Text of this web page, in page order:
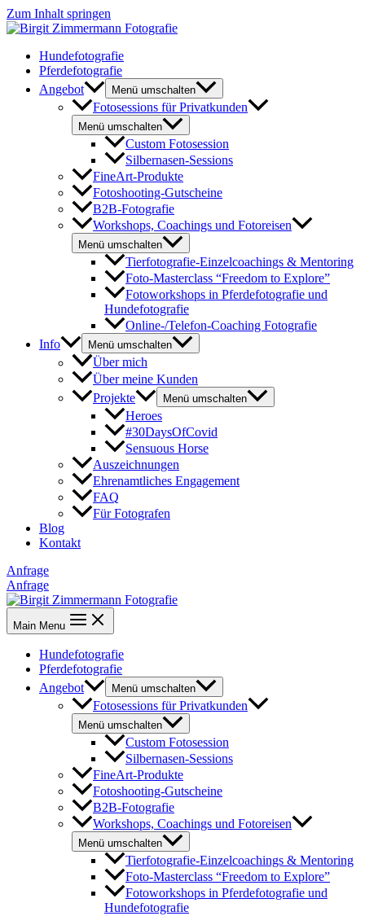
Zum Inhalt springen
Hundefotografie
Pferdefotografie
Angebot
Menü umschalten
Fotosessions für Privatkunden
Menü umschalten
Custom Fotosession
Silbernasen-Sessions
FineArt-Produkte
Fotoshooting-Gutscheine
B2B-Fotografie
Workshops, Coachings und Fotoreisen
Menü umschalten
Tierfotografie-Einzelcoachings & Mentoring
Foto-Masterclass “Freedom to Explore”
Fotoworkshops in Pferdefotografie und
Hundefotografie
Online-/Telefon-Coaching Fotografie
Info
Menü umschalten
Über mich
Über meine Kunden
Projekte
Menü umschalten
Heroes
#30DaysOfCovid
Sensuous Horse
Auszeichnungen
Ehrenamtliches Engagement
FAQ
Für Fotografen
Blog
Kontakt
Anfrage
Anfrage
Main Menu
Hundefotografie
Pferdefotografie
Angebot
Menü umschalten
Fotosessions für Privatkunden
Menü umschalten
Custom Fotosession
Silbernasen-Sessions
FineArt-Produkte
Fotoshooting-Gutscheine
B2B-Fotografie
Workshops, Coachings und Fotoreisen
Menü umschalten
Tierfotografie-Einzelcoachings & Mentoring
Foto-Masterclass “Freedom to Explore”
Fotoworkshops in Pferdefotografie und
Hundefotografie